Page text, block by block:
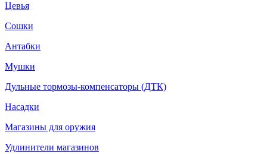
Цевья
Сошки
Антабки
Мушки
Дульные тормозы-компенсаторы (ДТК)
Насадки
Магазины для оружия
Удлинители магазинов